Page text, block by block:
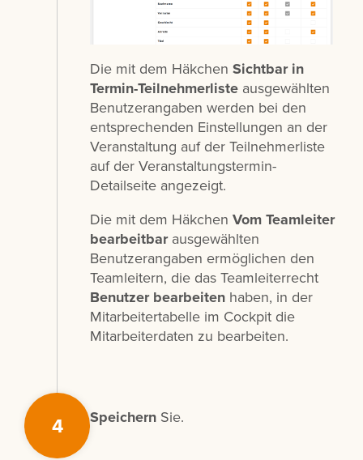
Die mit dem Häkchen Sichtbar in
Termin-Teilnehmerliste ausgewählten
Benutzerangaben werden bei den
entsprechenden Einstellungen an der
Veranstaltung auf der Teilnehmerliste
auf der Veranstaltungstermin-
Detailseite angezeigt.
Die mit dem Häkchen Vom Teamleiter
bearbeitbar ausgewählten
Benutzerangaben ermöglichen den
Teamleitern, die das Teamleiterrecht
Benutzer bearbeiten haben, in der
Mitarbeitertabelle im Cockpit die
Mitarbeiterdaten zu bearbeiten.
4 Speichern Sie.